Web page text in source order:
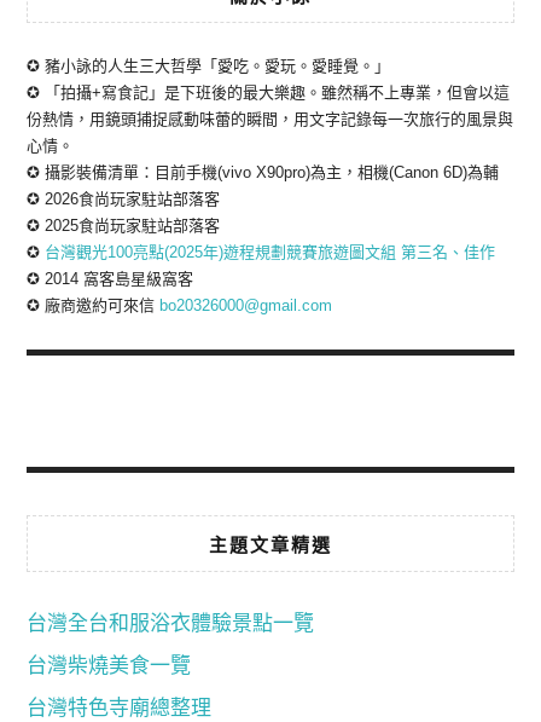
✪ 豬小詠的人生三大哲學「愛吃。愛玩。愛睡覺。」
✪ 「拍攝+寫食記」是下班後的最大樂趣。雖然稱不上專業，但會以這
份熱情，用鏡頭捕捉感動味蕾的瞬間，用文字記錄每一次旅行的風景與
心情。
✪ 攝影裝備清單：目前手機(vivo X90pro)為主，相機(Canon 6D)為輔
✪ 2026食尚玩家駐站部落客
✪ 2025食尚玩家駐站部落客
✪ 台灣觀光100亮點(2025年)遊程規劃競賽旅遊圖文組 第三名、佳作
✪ 2014 窩客島星級窩客
✪ 廠商邀約可來信 bo20326000@gmail.com
主題文章精選
台灣全台和服浴衣體驗景點一覽
台灣柴燒美食一覽
台灣特色寺廟總整理